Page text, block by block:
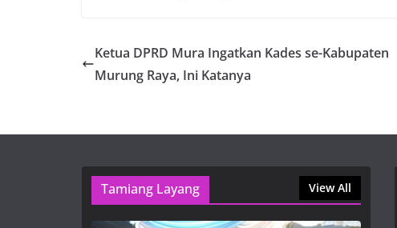
Ketua DPRD Mura Ingatkan Kades se-Kabupaten
Murung Raya, Ini Katanya
Tamiang Layang View All